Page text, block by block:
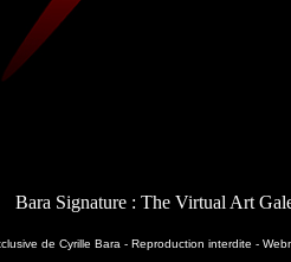
Bara Signature : The Virtual Art
de Cyrille Bara - Reproduction interdite -